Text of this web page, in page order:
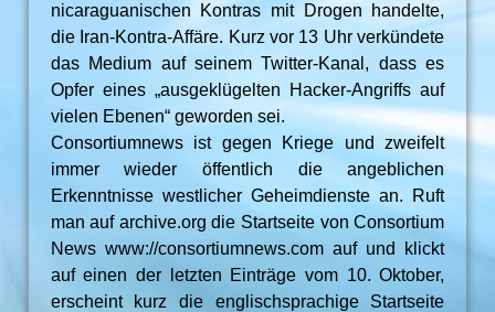
nicaraguanischen Kontras mit Drogen handelte,
die Iran-Kontra-Affäre. Kurz vor 13 Uhr verkündete
das Medium auf seinem Twitter-Kanal, dass es
Opfer eines „ausgeklügelten Hacker-Angriffs auf
vielen Ebenen“ geworden sei.
Consortiumnews ist gegen Kriege und zweifelt
immer wieder öffentlich die angeblichen
Erkenntnisse westlicher Geheimdienste an. Ruft
man auf archive.org die Startseite von Consortium
News www://consortiumnews.com auf und klickt
auf einen der letzten Einträge vom 10. Oktober,
erscheint kurz die englischsprachige Startseite